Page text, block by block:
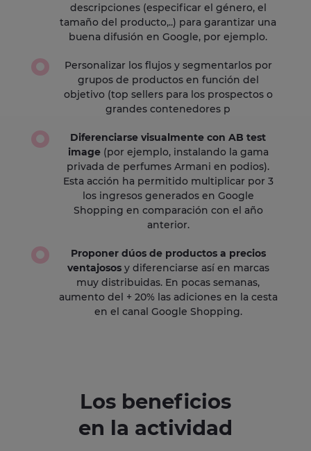
descripciones (especificar el género, el
tamaño del producto,..) para garantizar una
buena difusión en Google, por ejemplo.
Personalizar los flujos y segmentarlos por
grupos de productos en función del
objetivo (top sellers para los prospectos o
grandes contenedores p
Diferenciarse visualmente con AB test
image(por ejemplo, instalando la gama
privada de perfumes Armani en podios).
Esta acción ha permitido multiplicar por 3
los ingresos generados en Google
Shopping en comparación con el año
anterior.
Proponer dúos de productos a precios
ventajososy diferenciarse así en marcas
muy distribuidas. En pocas semanas,
aumento del + 20% las adiciones en la cesta
en el canal Google Shopping.
Los beneficios
en la actividad